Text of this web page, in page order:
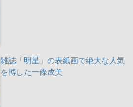
雑誌「明星」の表紙画で絶大な人気
を博した一條成美